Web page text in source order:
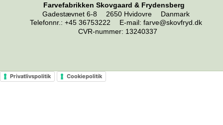
Farvefabrikken Skovgaard & Frydensberg
Gadestævnet 6-8
2650 Hvidovre
Danmark
Telefonnr.: +45 36753222 E-mail: farve@skovfryd.dk
CVR-nummer: 13240337
Privatlivspolitik Cookiepolitik